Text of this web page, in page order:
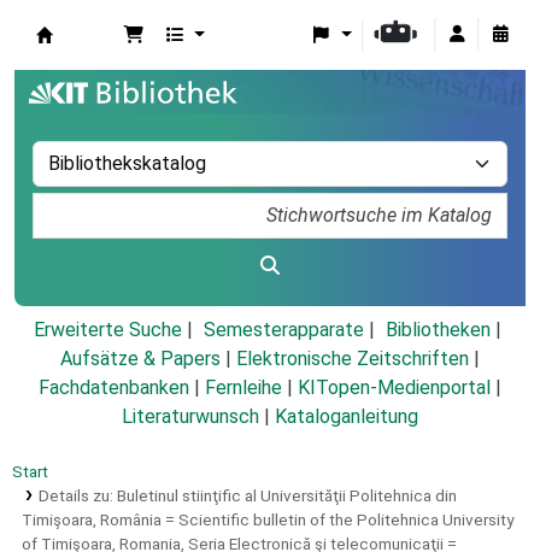
Erweiterte Suche Semesterapparate
Bibliotheken
Aufsätze & Papers
Elektronische Zeitschriften
Fachdatenbanken
Fernleihe KITopen-Medienportal
Literaturwunsch
Kataloganleitung
Start
Details zu: Buletinul stiinţific al Universităţii Politehnica din
Timişoara, România = Scientific bulletin of the Politehnica University
of Timişoara, Romania, Seria Electronică şi telecomunicaţii =